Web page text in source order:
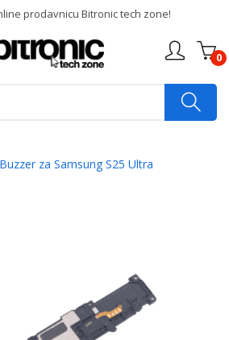
prodavnicu Bitronic tech zone!
0
za Samsung S25 Ultra